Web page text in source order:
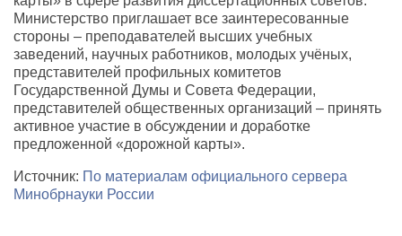
Министерство приглашает все заинтересованные
стороны – преподавателей высших учебных
заведений, научных работников, молодых учёных,
представителей профильных комитетов
Государственной Думы и Совета Федерации,
представителей общественных организаций – принять
активное участие в обсуждении и доработке
предложенной «дорожной карты».
Источник: По материалам официального сервера
Минобрнауки России